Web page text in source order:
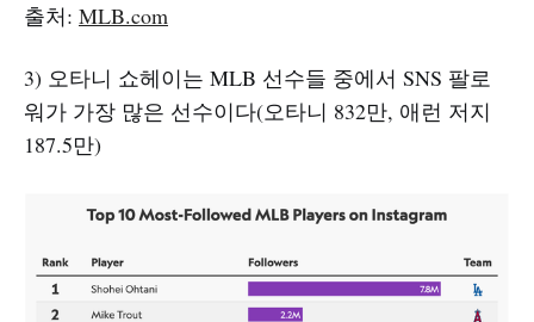
출처: MLB.com
3) 오타니 쇼헤이는 MLB 선수들 중에서 SNS 팔로
워가 가장 많은 선수이다(오타니 832만, 애런 저지
187.5만)